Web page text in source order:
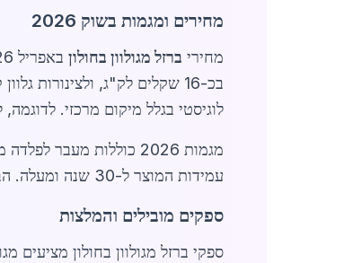
מחירים ומגמות בשוק 2026
מחירי ברזל מגולוון בחולון
לוגיסטי בגלל מיקום מרכזי.
מגמות 2026 כוללות
עמידות המוצר ל-30 שנה ומעלה. הביקוש צפוי לגדול ב-20% עד סוף השנה בגלל תוכניות ממשלתיות לפיתוח תשתיות במרכז הארץ.
ספקים מובילים והמלצות
ספקי ברזל מגולוון בחולון מציעים